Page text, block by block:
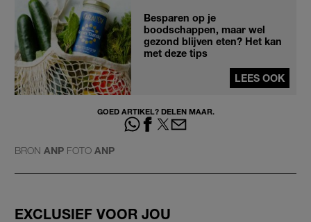
Besparen op je
boodschappen, maar wel
gezond blijven eten? Het kan
met deze tips
LEES OOK
GOED ARTIKEL? DELEN MAAR.
BRON ANP FOTO ANP
EXCLUSIEF VOOR JOU